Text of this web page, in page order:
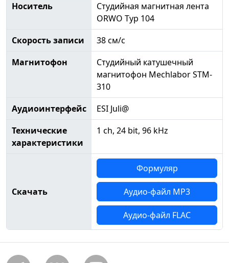
Носитель
Студийная магнитная лента
ORWO Typ 104
Скорость записи
38 см/с
Магнитофон
Студийный катушечный
магнитофон Mechlabor STM-
310
Аудиоинтерфейс
ESI Juli@
Технические
характеристики
1 ch, 24 bit, 96 kHz
Скачать
Формуляр
Аудио-файл MP3
Аудио-файл FLAC